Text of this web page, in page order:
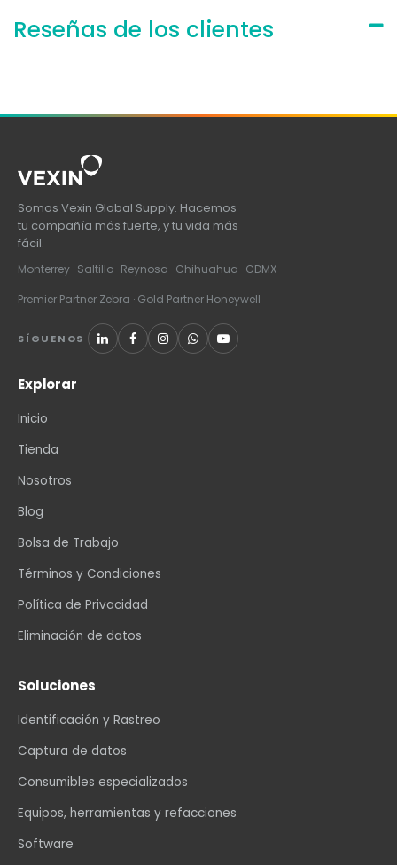
Reseñas de los clientes
Somos Vexin Global Supply. Hacemos
tu compañía más fuerte, y tu vida más
fácil.
Monterrey · Saltillo · Reynosa · Chihuahua · CDMX
Premier Partner Zebra · Gold Partner Honeywell
SÍGUENOS
Explorar
Inicio
Tienda
Nosotros
Blog
Bolsa de Trabajo
Términos y Condiciones
Política de Privacidad
Eliminación de datos
Soluciones
Identificación y Rastreo
Captura de datos
Consumibles especializados
Equipos, herramientas y refacciones
Software